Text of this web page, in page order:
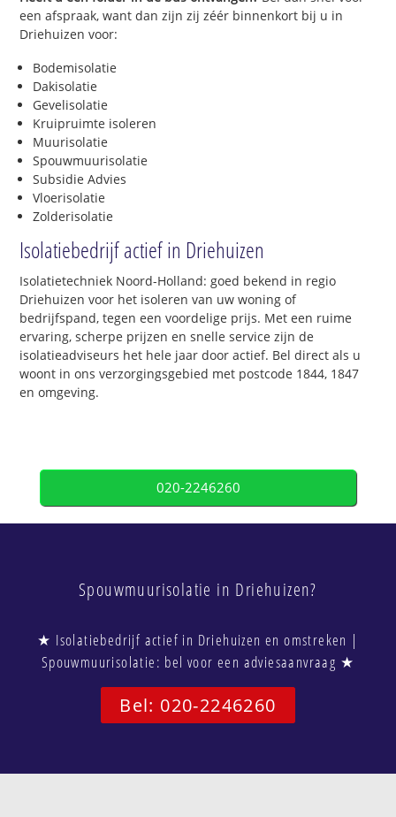
een afspraak, want dan zijn zij zéér binnenkort bij u in
Driehuizen voor:
Bodemisolatie
Dakisolatie
Gevelisolatie
Kruipruimte isoleren
Muurisolatie
Spouwmuurisolatie
Subsidie Advies
Vloerisolatie
Zolderisolatie
Isolatiebedrijf actief in Driehuizen
Isolatietechniek Noord-Holland: goed bekend in regio
Driehuizen voor het isoleren van uw woning of
bedrijfspand, tegen een voordelige prijs. Met een ruime
ervaring, scherpe prijzen en snelle service zijn de
isolatieadviseurs het hele jaar door actief. Bel direct als u
woont in ons verzorgingsgebied met postcode 1844, 1847
en omgeving.
020-2246260
Spouwmuurisolatie in Driehuizen?
★ Isolatiebedrijf actief in Driehuizen en omstreken |
Spouwmuurisolatie: bel voor een adviesaanvraag ★
Bel: 020-2246260